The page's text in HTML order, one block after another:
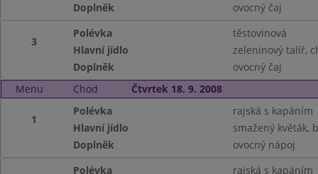
Doplněk
ovocný čaj
3
Polévka
těstovinová
Hlavní jídlo
zeleninový talíř,
Doplněk
ovocný čaj
Menu
Chod Čtvrtek 18. 9. 2008
1
Polévka
rajská s kapáním
Hlavní jídlo
smažený květák,
Doplněk
ovocný nápoj
Polévka
rajská s kapáním